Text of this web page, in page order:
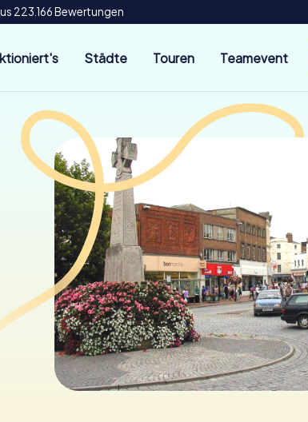
223.166 Bewertungen
Städte Touren Teamevent